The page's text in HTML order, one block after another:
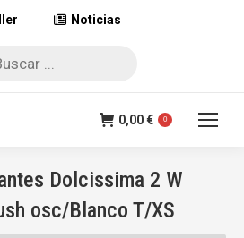
Noticias
0,00€ 0
Dolcissima 2 W
osc/Blanco T/XS